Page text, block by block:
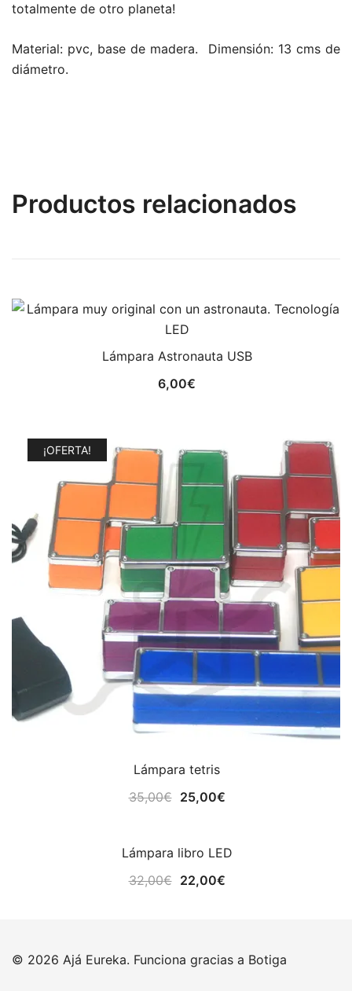
totalmente de otro planeta!
Material: pvc, base de madera.
Dimensión: 13 cms de
diámetro.
Productos relacionados
Lámpara Astronauta USB
6,00€
¡OFERTA!
Lámpara tetris
35,00€ El
era:
35,00€.
25,00€El
es:
25,00€.
Lámpara libro LED
32,00€ El
32,00€.
22,00€El
22,00€.
© 2026 Ajá Eureka. Funciona gracias a Botiga